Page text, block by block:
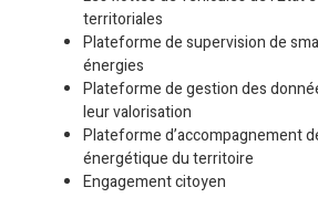
territoriales
Plateforme de supervision de
énergies
Plateforme de gestion des
leur valorisation
Plateforme d’accompagnement
énergétique du territoire
Engagement citoyen